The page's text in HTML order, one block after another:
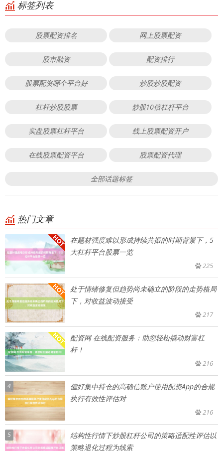
标签列表
股票配资排名 网上股票配资
股市融资 配资排行
股票配资哪个平台好 炒股炒股配资
杠杆炒股股票 炒股10倍杠杆平台
实盘股票杠杆平台 线上股票配资开户
在线股票配资平台 股票配资代理
全部话题标签
热门文章
在题材强度难以形成持续共振的时期背景下，5
大杠杆平台股票一览
225
处于情绪修复但趋势尚未确立的阶段的走势格局
下，对收益波动接受
217
配资网 在线配资服务：助您轻松撬动财富杠
杆！
216
4
偏好集中持仓的高确信账户使用配资App的合规
执行有效性评估对
216
5
结构性行情下炒股杠杆公司的策略适配性评估以
策略退化过程为线索